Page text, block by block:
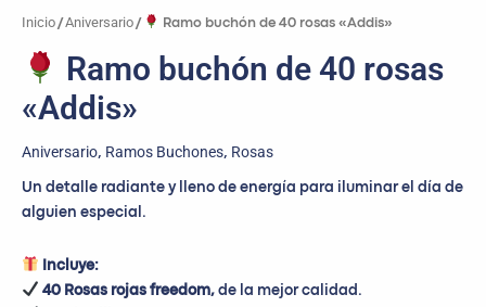
Inicio /Aniversario / Ramo buchón de 40 rosas «Addis»
Ramo buchón de 40 rosas
«Addis»
Aniversario, Ramos Buchones, Rosas
Un detalle radiante y lleno de energía para iluminar el día de
alguien especial.
Incluye:
40 Rosas rojas freedom, de la mejor calidad.